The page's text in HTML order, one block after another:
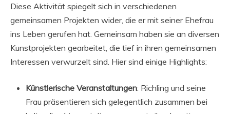
Diese Aktivität spiegelt sich in verschiedenen
gemeinsamen Projekten wider, die er mit seiner Ehefrau
ins Leben gerufen hat. Gemeinsam haben sie an diversen
Kunstprojekten gearbeitet, die tief in ihren gemeinsamen
Interessen verwurzelt sind. Hier sind einige Highlights:
Künstlerische Veranstaltungen: Richling und seine
Frau präsentieren sich gelegentlich zusammen bei